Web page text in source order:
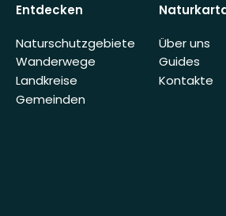
Entdecken
Naturschutzgebiete
Wanderwege
Landkreise
Gemeinden
Über uns
Guides
Kontakte